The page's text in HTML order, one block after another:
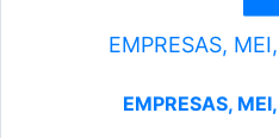
EMPRESAS,
EMPRESAS,